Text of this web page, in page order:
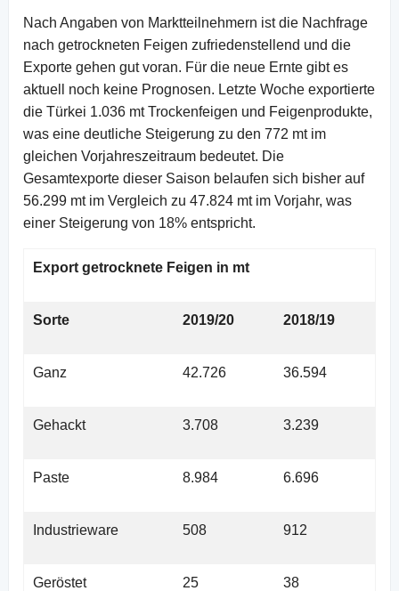
Nach Angaben von Marktteilnehmern ist die Nachfrage
nach getrockneten Feigen zufriedenstellend und die
Exporte gehen gut voran. Für die neue Ernte gibt es
aktuell noch keine Prognosen. Letzte Woche exportierte
die Türkei 1.036 mt Trockenfeigen und Feigenprodukte,
was eine deutliche Steigerung zu den 772 mt im
gleichen Vorjahreszeitraum bedeutet. Die
Gesamtexporte dieser Saison belaufen sich bisher auf
56.299 mt im Vergleich zu 47.824 mt im Vorjahr, was
einer Steigerung von 18% entspricht.
Export getrocknete Feigen in mt
Sorte 2019/20 2018/19
Ganz 42.726 36.594
Gehackt 3.708 3.239
Paste 8.984 6.696
Industrieware 508 912
Geröstet 25 38